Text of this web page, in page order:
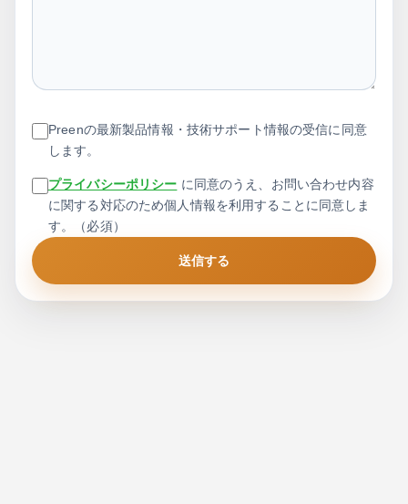
Preenの最新製品情報・技術サポート情報の受信に同意
します。
プライバシーポリシー に同意のうえ、お問い合わせ内容
に関する対応のため個人情報を利用することに同意しま
す。（必須）
送信する